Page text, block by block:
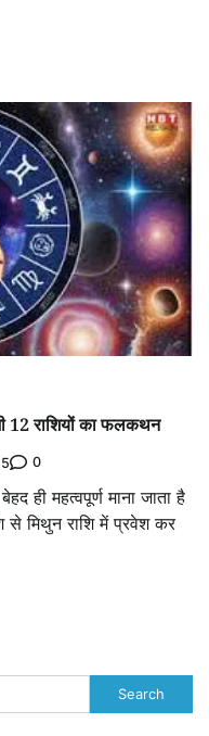
12 राशियों का फलकथन
0
ही महत्वपूर्ण माना जाता है
मिथुन राशि में प्रवेश कर
Search